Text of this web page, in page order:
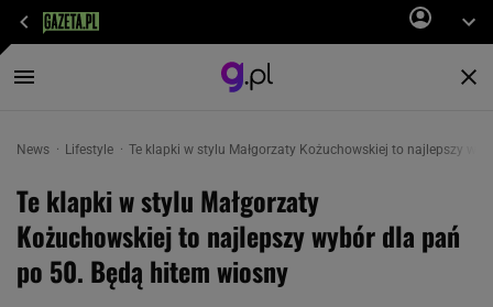
News Lifestyle Te klapki w stylu Małgorzaty Kożuchowskiej to najlepszy
Te klapki w stylu Małgorzaty
Kożuchowskiej to najlepszy wybór dla pań
po 50. Będą hitem wiosny